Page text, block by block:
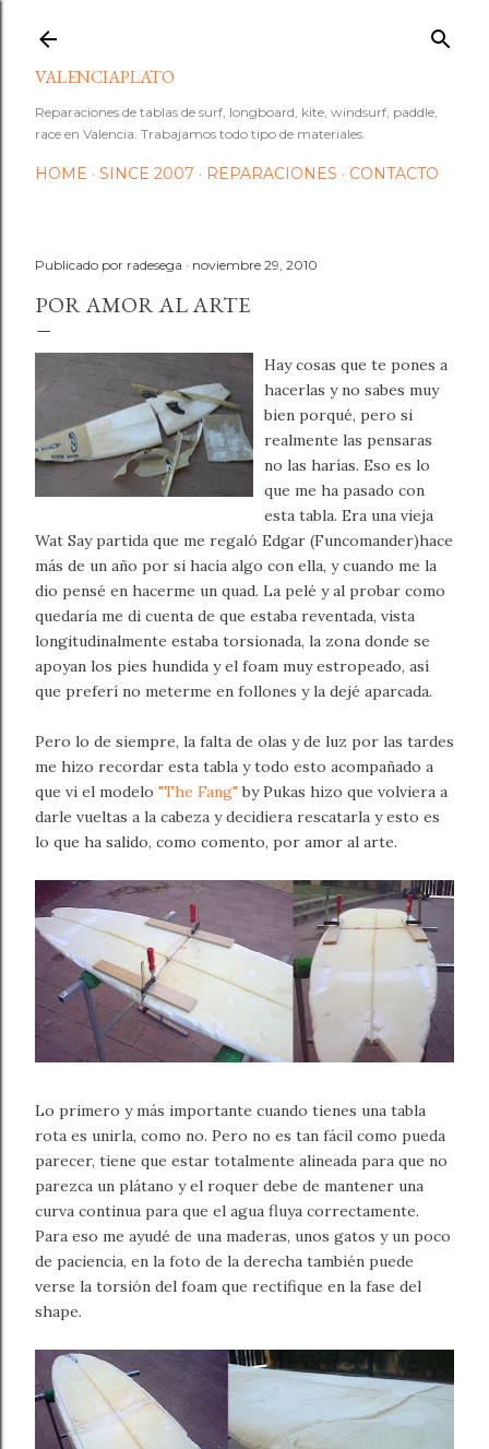
VALENCIAPLATO
Reparaciones de tablas de surf, longboard, kite, windsurf, paddle,
race en Valencia. Trabajamos todo tipo de materiales.
HOME SINCE 2007 REPARACIONES CONTACTO
Publicado por radesega noviembre 29, 2010
POR AMOR AL ARTE
Hay cosas que te pones a
hacerlas y no sabes muy
bien porqué, pero si
realmente las pensaras
no las harías. Eso es lo
que me ha pasado con
esta tabla. Era una vieja
Wat Say partida que me regaló Edgar (Funcomander)hace
más de un año por si hacía algo con ella, y cuando me la
dio pensé en hacerme un quad. La pelé y al probar como
quedaría me di cuenta de que estaba reventada, vista
longitudinalmente estaba torsionada, la zona donde se
apoyan los pies hundida y el foam muy estropeado, así
que preferí no meterme en follones y la dejé aparcada.
Pero lo de siempre, la falta de olas y de luz por las tardes
me hizo recordar esta tabla y todo esto acompañado a
que vi el modelo "The Fang" by Pukas hizo que volviera a
darle vueltas a la cabeza y decidiera rescatarla y esto es
lo que ha salido, como comento, por amor al arte.
Lo primero y más importante cuando tienes una tabla
rota es unirla, como no. Pero no es tan fácil como pueda
parecer, tiene que estar totalmente alineada para que no
parezca un plátano y el roquer debe de mantener una
curva continua para que el agua fluya correctamente.
Para eso me ayudé de una maderas, unos gatos y un poco
de paciencia, en la foto de la derecha también puede
verse la torsión del foam que rectifique en la fase del
shape.